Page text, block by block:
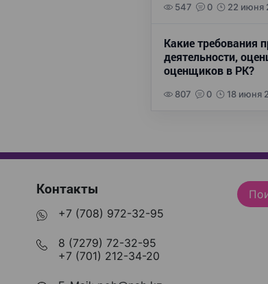
547 0 22 июня
Какие требования
деятельности,
оценщиков в РК?
807 0 18 июня
Контакты
+7 (708) 972-32-95
8 (7279) 72-32-95
+7 (701) 212-34-20